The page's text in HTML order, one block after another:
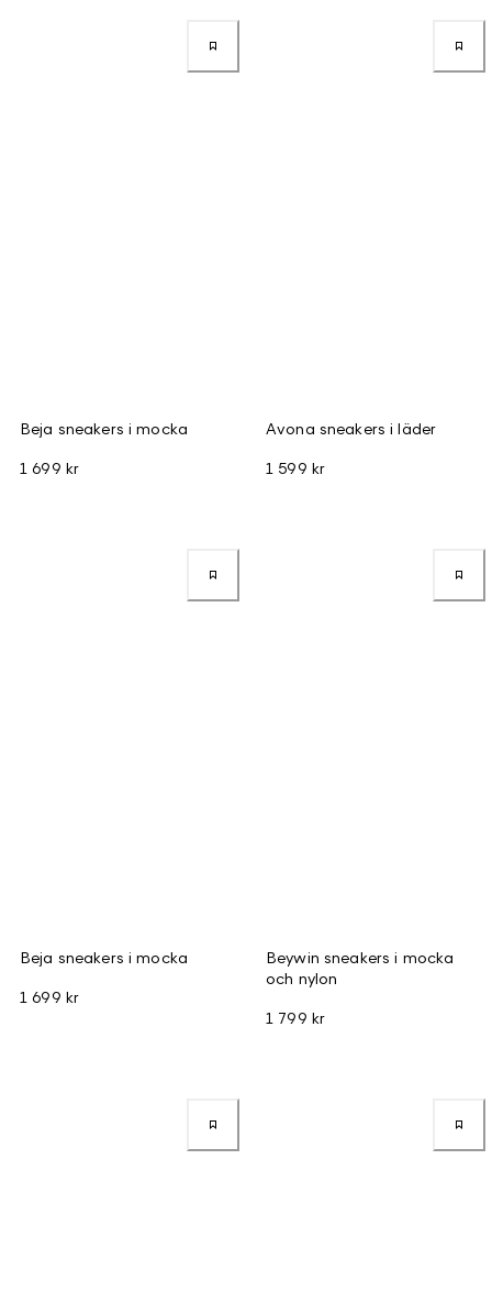
Beja sneakers i mocka
1 699 kr
Avona sneakers i läder
1 599 kr
Beja sneakers i mocka
1 699 kr
Beywin sneakers i mocka
och nylon
1 799 kr